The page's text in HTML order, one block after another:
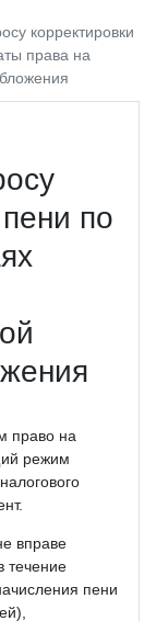
корректировки
права на
по
право на
режим
вправе
течение
пени